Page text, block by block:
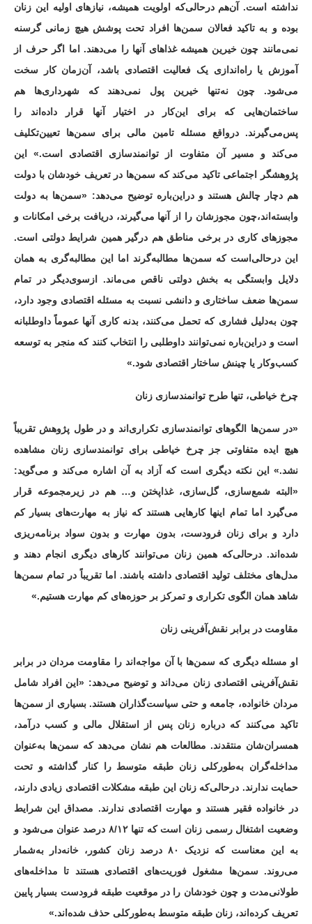
نداشته است. آن‌هم درحالی‌که اولویت همیشه، نیازهای اولیه این زنان
بوده و به تاکید فعالان سمن‌ها افراد تحت پوشش هیچ زمانی گرسنه
نمی‌مانند چون خیرین همیشه غذاهای آنها را می‌دهند. اما اگر حرف از
آموزش یا راه‌اندازی یک فعالیت اقتصادی باشد، آن‌زمان کار سخت
می‌شود. چون نه‌تنها خیرین پول نمی‌دهند که شهرداری‌ها هم
ساختمان‌هایی که برای این‌کار در اختیار آنها قرار داده‌اند را
پس‌می‌گیرند. درواقع مسئله تامین مالی برای سمن‌ها تعیین‌تکلیف
می‌کند و مسیر آن متفاوت از توانمندسازی اقتصادی است.» این
پژوهشگر اجتماعی تاکید می‌کند که سمن‌ها در تعریف خودشان با دولت
هم دچار چالش هستند و دراین‌باره توضیح می‌دهد: «سمن‌ها به دولت
وابسته‌اند،چون مجوزشان را از آنها می‌گیرند، دریافت برخی امکانات و
مجوزهای کاری در برخی مناطق هم درگیر همین شرایط دولتی است.
این درحالی‌است که سمن‌ها مطالبه‌گرند اما این مطالبه‌گری به همان
دلایل وابستگی به بخش دولتی ناقص می‌ماند. ازسوی‌دیگر در تمام
سمن‌ها ضعف ساختاری و دانشی نسبت به مسئله اقتصادی وجود دارد،
چون به‌دلیل فشاری که تحمل می‌کنند، بدنه کاری آنها عموماً داوطلبانه
است و دراین‌باره نمی‌توانند داوطلبی را انتخاب کنند که منجر به توسعه
کسب‌وکار یا چینش ساختار اقتصادی شود.»
چرخ خیاطی، تنها طرح توانمندسازی زنان
«در سمن‌ها الگوهای توانمندسازی تکراری‌اند و در طول پژوهش تقریباً
هیچ ایده متفاوتی جز چرخ خیاطی برای توانمندسازی زنان مشاهده
نشد.» این نکته دیگری است که آزاد به آن اشاره می‌کند و می‌گوید:
«البته شمع‌سازی، گل‌سازی، غذاپختن و… هم در زیرمجموعه قرار
می‌گیرد اما تمام اینها کارهایی هستند که نیاز به مهارت‌های بسیار کم
دارد و برای زنان فرودست، بدون مهارت و بدون سواد برنامه‌ریزی
شده‌اند. درحالی‌که همین زنان می‌توانند کارهای دیگری انجام دهند و
مدل‌های مختلف تولید اقتصادی داشته باشند. اما تقریباً در تمام سمن‌ها
شاهد همان الگوی تکراری و تمرکز بر حوزه‌های کم مهارت هستیم.»
مقاومت در برابر نقش‌آفرینی زنان
او مسئله دیگری که سمن‌ها با آن مواجه‌اند را مقاومت مردان در برابر
نقش‌آفرینی اقتصادی زنان می‌داند و توضیح می‌دهد: «این افراد شامل
مردان خانواده، جامعه و حتی سیاست‌گذاران هستند. بسیاری از سمن‌ها
تاکید می‌کنند که درباره زنان پس از استقلال مالی و کسب درآمد،
همسران‌شان منتقدند. مطالعات هم نشان می‌دهد که سمن‌ها به‌عنوان
مداخله‌گران به‌طورکلی زنان طبقه متوسط را کنار گذاشته و تحت
حمایت‌ ندارند. درحالی‌که زنان این طبقه مشکلات اقتصادی زیادی دارند،
در خانواده فقیر هستند و مهارت اقتصادی ندارند. مصداق این شرایط
وضعیت اشتغال رسمی زنان است که تنها ۸/۱۲ درصد عنوان می‌شود و
به این معناست که نزدیک ۸۰ درصد زنان کشور، خانه‌دار به‌شمار
می‌روند. سمن‌ها مشغول فوریت‌های اقتصادی هستند تا مداخله‌های
طولانی‌مدت و چون خودشان را در موقعیت طبقه فرودست بسیار پایین
تعریف کرده‌اند، زنان طبقه متوسط به‌طورکلی حذف شده‌اند.»‌